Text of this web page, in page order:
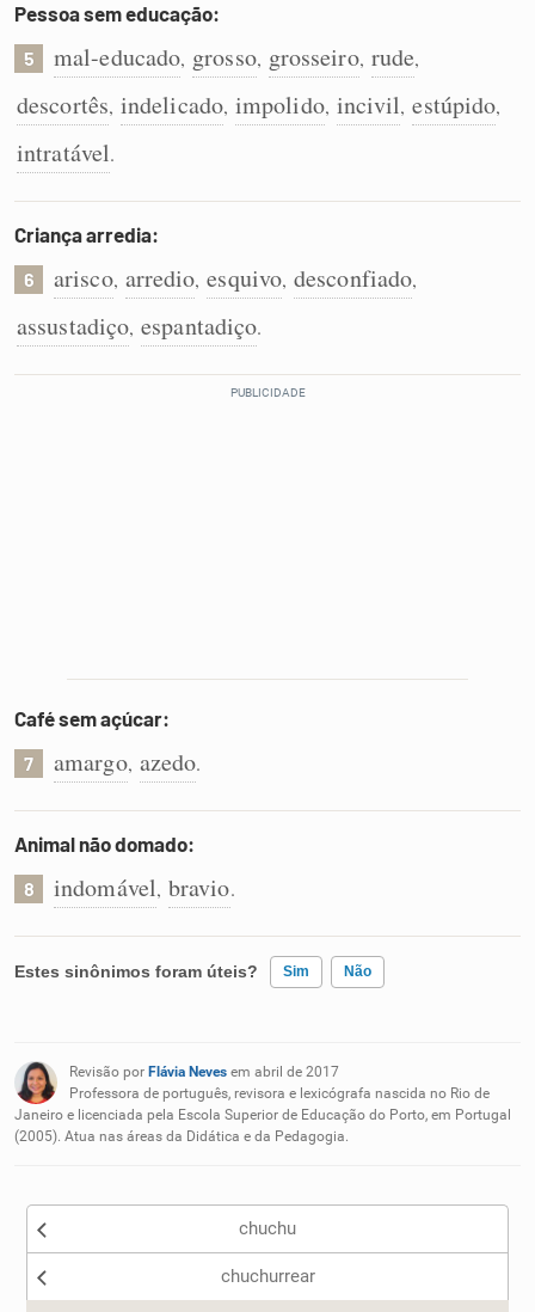
Pessoa sem educação:
5 mal-educado, grosso, grosseiro, rude,
descortês, indelicado, impolido, incivil, estúpido,
intratável.
Criança arredia:
6 arisco, arredio, esquivo, desconfiado,
assustadiço, espantadiço.
Café sem açúcar:
7 amargo, azedo.
Animal não domado:
8 indomável, bravio.
Estes sinônimos foram úteis? Sim Não
Nenhum dos sinônimos apresentados me ajudou
Outro
Revisão por Flávia Neves em abril de 2017
Professora de português, revisora e lexicógrafa nascida no Rio de
Janeiro e licenciada pela Escola Superior de Educação do Porto, em Portugal
(2005). Atua nas áreas da Didática e da Pedagogia.
chuchu
chuchurrear